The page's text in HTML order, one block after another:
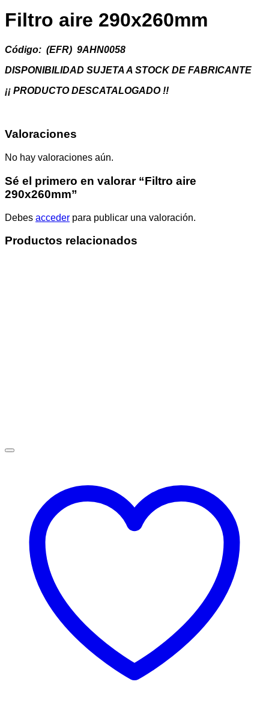
Filtro aire 290x260mm
Código: (EFR) 9AHN0058
DISPONIBILIDAD SUJETA A STOCK DE FABRICANTE
¡¡ PRODUCTO DESCATALOGADO !!
Valoraciones
No hay valoraciones aún.
Sé el primero en valorar “Filtro aire
290x260mm”
Debes acceder para publicar una valoración.
Productos relacionados